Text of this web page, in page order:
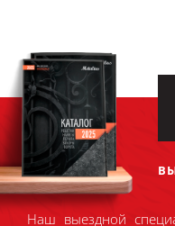
Наш выездной